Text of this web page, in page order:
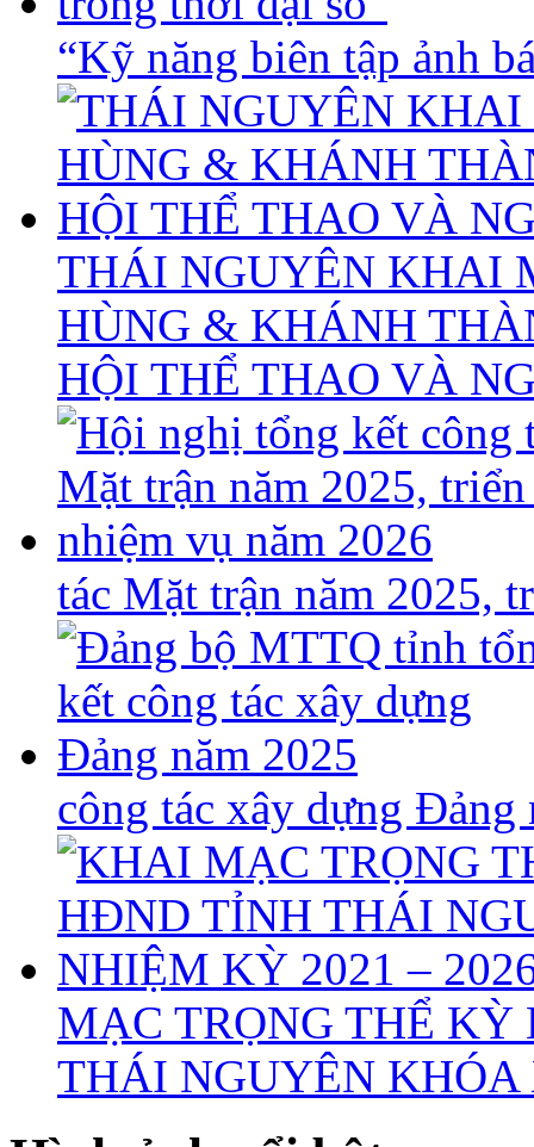
“Kỹ năng biên tập ảnh
THÁI NGUYÊN KHAI
HÙNG & KHÁNH
HỘI THỂ THAO VÀ
tác Mặt trận năm 2025,
công tác xây dựng Đảng
MẠC TRỌNG THỂ
THÁI NGUYÊN KHÓA